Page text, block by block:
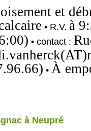
et
• R.V. à
• contact :
• À
à Neupré